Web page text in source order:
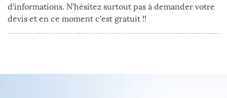
d’informations. N’hésitez surtout pas à demander votre
devis et en ce moment c’est gratuit !!